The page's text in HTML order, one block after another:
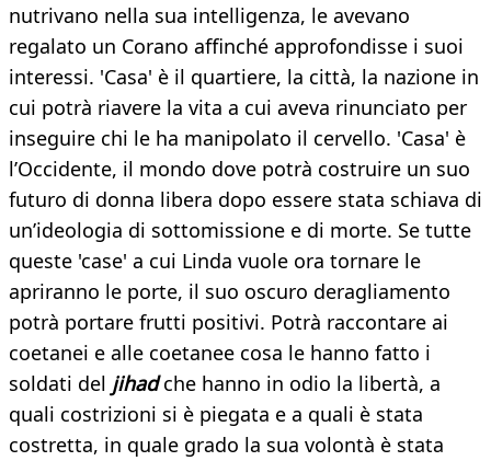
nutrivano nella sua intelligenza, le avevano
regalato un Corano affinché approfondisse i suoi
interessi. 'Casa' è il quartiere, la città, la nazione in
cui potrà riavere la vita a cui aveva rinunciato per
inseguire chi le ha manipolato il cervello. 'Casa' è
l’Occidente, il mondo dove potrà costruire un suo
futuro di donna libera dopo essere stata schiava di
un’ideologia di sottomissione e di morte. Se tutte
queste 'case' a cui Linda vuole ora tornare le
apriranno le porte, il suo oscuro deragliamento
potrà portare frutti positivi. Potrà raccontare ai
coetanei e alle coetanee cosa le hanno fatto i
soldati del jihadche hanno in odio la libertà, a
quali costrizioni si è piegata e a quali è stata
costretta, in quale grado la sua volontà è stata